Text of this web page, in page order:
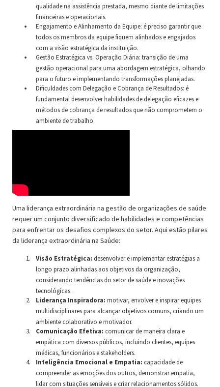
qualidade na assistência prestada, mesmo diante de limitações
financeiras e operacionais.
Engajamento e Alinhamento da Equipe: é preciso garantir que
todos os membros da equipe fiquem alinhados e engajados
com a visão estratégica da instituição.
Gestão Estratégica vs. Operação Diária: transição de uma
gestão operacional para uma abordagem estratégica, olhando
para o futuro e implementando transformações planejadas.
Dificuldades com Delegação e Cobrança de Resultados: é
fundamental desenvolver habilidades de delegação eficazes e
métodos de cobrança de resultados que não comprometem o
ambiente de trabalho.
Uma liderança extraordinária na gestão de organizações de saúde
requer um conjunto diversificado de habilidades e competências
para enfrentar os desafios complexos do setor. Aqui estão pilares
da liderança extraordinária na Saúde:
Visão Estratégica: desenvolver e implementar estratégias a
longo prazo alinhadas aos objetivos da organização,
considerando tendências do setor de saúde e inovações
tecnológicas.
Liderança Inspiradora: motivar, envolver e inspirar equipes
multidisciplinares para alcançar objetivos comuns, criando um
ambiente colaborativo e motivador.
Comunicação Efetiva: comunicar de maneira clara e
empática com diversos públicos, incluindo clientes, equipes
médicas, funcionários e stakeholders.
Inteligência Emocional e Empatia: capacidade de
compreender as emoções dos outros, demonstrar empatia,
lidar com situações sensíveis e criar relacionamentos sólidos.